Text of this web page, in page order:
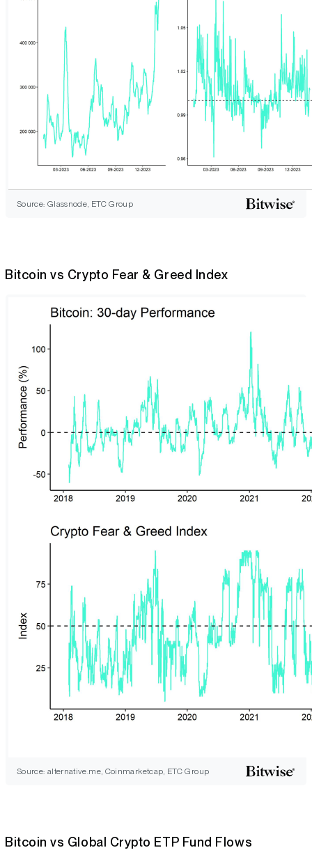
Source: Glassnode, ETC Group
Bitcoin vs Crypto Fear & Greed Index
Source: alternative.me, Coinmarketcap, ETC Group
Bitcoin vs Global Crypto ETP Fund Flows